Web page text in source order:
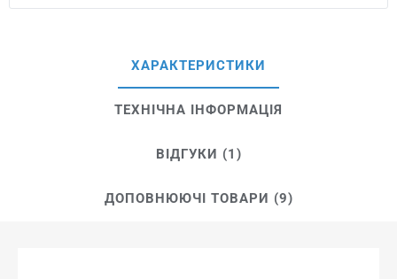
ХАРАКТЕРИСТИКИ
ТЕХНІЧНА ІНФОРМАЦІЯ
ВІДГУКИ (1)
ДОПОВНЮЮЧІ ТОВАРИ (9)